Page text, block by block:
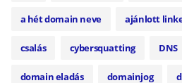
a hét domain neve ajánlott
csalás cybersquatting DNS
domain eladás domainjog